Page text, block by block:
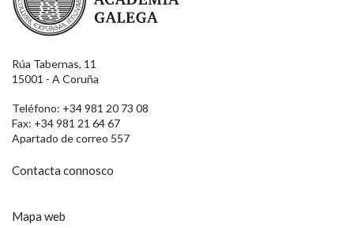
Rúa Tabernas, 11
15001 - A Coruña
Teléfono: +34 981 20 73 08
Fax: +34 981 21 64 67
Apartado de correo 557
Contacta connosco
Mapa web